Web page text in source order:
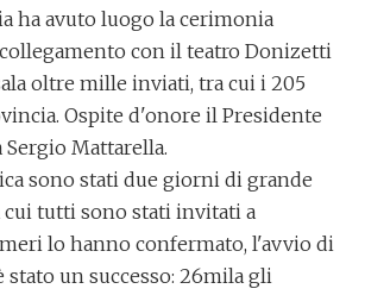
ha avuto luogo la cerimonia
con il teatro Donizetti
oltre mille inviati, tra cui i 205
. Ospite d'onore il Presidente
Sergio Mattarella.
sono stati due giorni di grande
cui tutti sono stati invitati a
lo hanno confermato, l'avvio di
stato un successo: 26mila gli